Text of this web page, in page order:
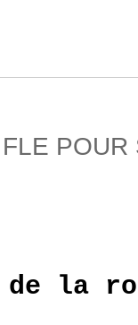
FLE POUR
de la